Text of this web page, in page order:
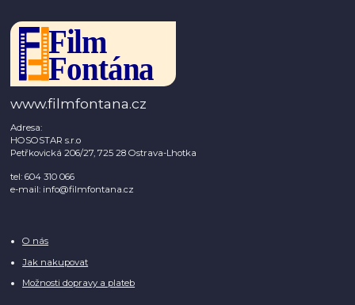
www.filmfontana.cz
Adresa:
HOSOSTAR s.r.o
Petřkovická 206/27, 725 28 Ostrava-Lhotka
tel: 604 310 066
e-mail: info@filmfontana.cz
O nás
Jak nakupovat
Možnosti dopravy a plateb